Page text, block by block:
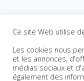
Ce site Web utilise
Les cookies nous
et les annonces,
médias sociaux et
également des